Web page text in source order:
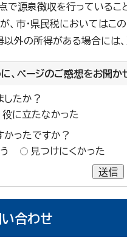
で源泉徴収を行っている
、市・県民税においてはこ
外の所得がある場合には
、ページのご感想をお聞か
したか？
役に立たなかった
かったですか？
見つけにくかった
送信
合わせ